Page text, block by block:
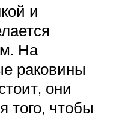
и
На
раковины
они
того, чтобы